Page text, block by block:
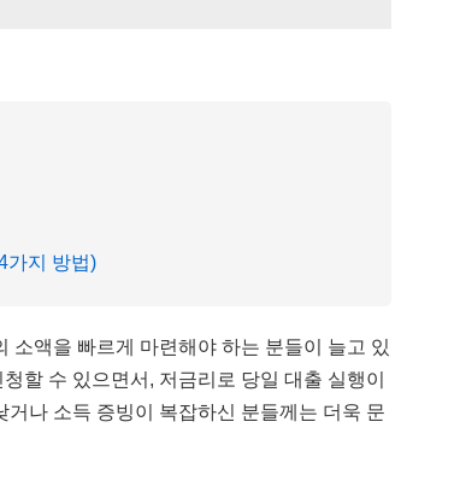
가지 방법)
소액을 빠르게 마련해야 하는 분들이 늘고 있
할 수 있으면서, 저금리로 당일 대출 실행이
나 소득 증빙이 복잡하신 분들께는 더욱 문